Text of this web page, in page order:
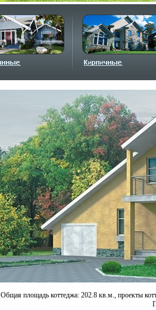
Общая площадь коттеджа: 202.8 кв.м., проекты